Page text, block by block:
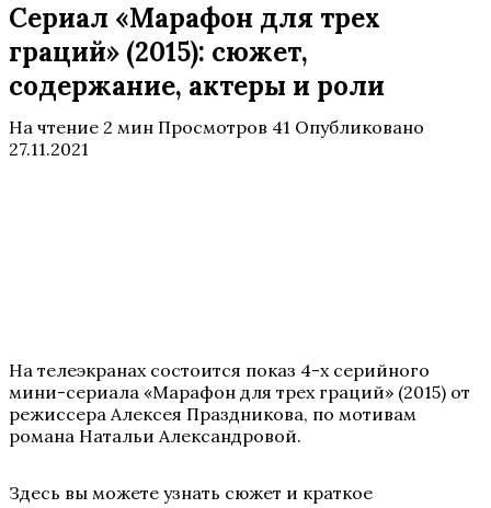
Сериал «Марафон для трех
граций» (2015): сюжет,
содержание, актеры и роли
На чтение 2 мин Просмотров 41 Опубликовано
27.11.2021
На телеэкранах состоится показ 4-х серийного
мини-сериала «Марафон для трех граций» (2015) от
режиссера Алексея Праздникова, по мотивам
романа Натальи Александровой.
Здесь вы можете узнать сюжет и краткое